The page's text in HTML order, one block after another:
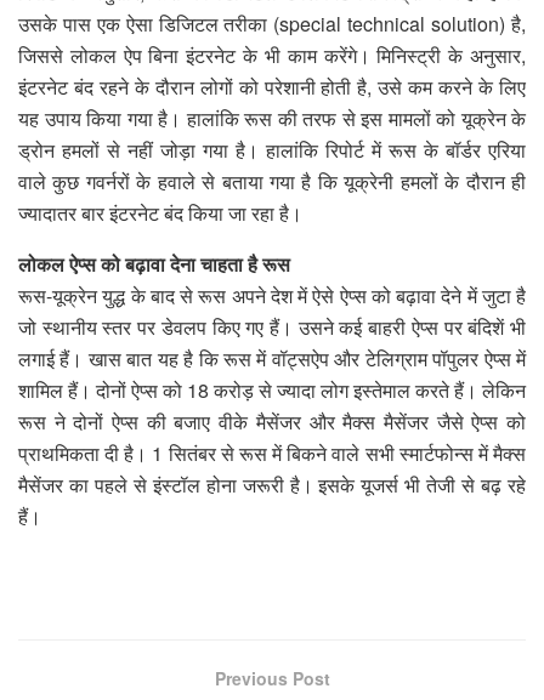
उसके पास एक ऐसा डिजिटल तरीका (special technical solution) है,
जिससे लोकल ऐप बिना इंटरनेट के भी काम करेंगे। मिनिस्ट्री के अनुसार,
इंटरनेट बंद रहने के दौरान लोगों को परेशानी होती है, उसे कम करने के लिए
यह उपाय क‍िया गया है। हालांकि रूस की तरफ से इस मामलों को यूक्रेन के
ड्रोन हमलों से नहीं जोड़ा गया है। हालांकि रिपोर्ट में रूस के बॉर्डर एरिया
वाले कुछ गवर्नरों के हवाले से बताया गया है कि यूक्रेनी हमलों के दौरान ही
ज्यादातर बार इंटरनेट बंद क‍िया जा रहा है।
लोकल ऐप्स को बढ़ावा देना चाहता है रूस
रूस-यूक्रेन युद्ध के बाद से रूस अपने देश में ऐसे ऐप्स को बढ़ावा देने में जुटा है
जो स्थानीय स्तर पर डेवलप क‍िए गए हैं। उसने कई बाहरी ऐप्स पर बंद‍िशें भी
लगाई हैं। खास बात यह है कि रूस में वॉट्सऐप और टेलिग्राम पॉपुलर ऐप्स में
शामिल हैं। दोनों ऐप्स को 18 करोड़ से ज्यादा लोग इस्तेमाल करते हैं। लेकिन
रूस ने दोनों ऐप्स की बजाए वीके मैसेंजर और मैक्स मैसेंजर जैसे ऐप्स को
प्राथमिकता दी है। 1 सितंबर से रूस में बिकने वाले सभी स्मार्टफोन्स में मैक्स
मैसेंजर का पहले से इंस्टॉल होना जरूरी है। इसके यूजर्स भी तेजी से बढ़ रहे
हैं।
Previous Post